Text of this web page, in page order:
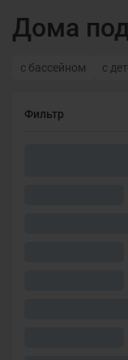
Дома
с бассейном с
Фильтр